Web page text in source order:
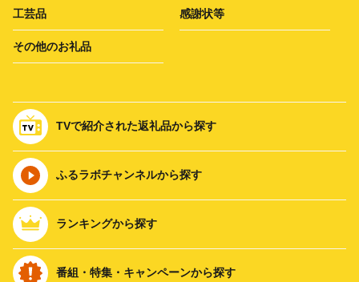
工芸品 感謝状等
その他のお礼品
TVで紹介された返礼品から探す
ふるラボチャンネルから探す
ランキングから探す
番組・特集・キャンペーンから探す